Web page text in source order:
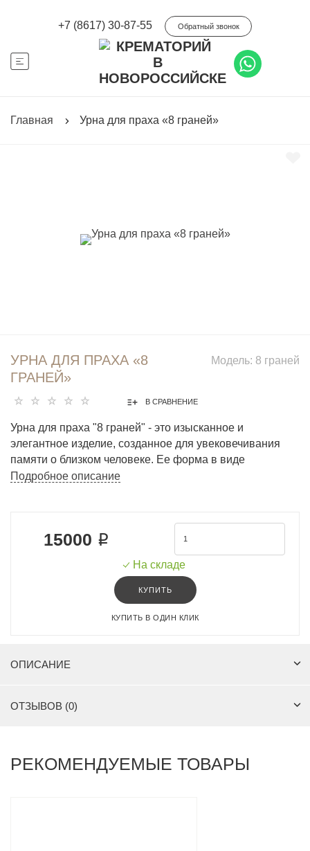
+7 (8617) 30-87-55 Обратный звонок
Главная Урна для праха «8 граней»
Модель: 8 граней
УРНА ДЛЯ ПРАХА «8
ГРАНЕЙ»
В СРАВНЕНИЕ
Урна для праха "8 граней" - это изысканное и
элегантное изделие, созданное для увековечивания
памяти о близком человеке. Ее форма в виде
восьмигранной придает ей особую изящность и
Подробное описание
15000 ₽
На складе
КУПИТЬ
КУПИТЬ В ОДИН КЛИК
ОПИСАНИЕ
ОТЗЫВОВ (0)
РЕКОМЕНДУЕМЫЕ ТОВАРЫ